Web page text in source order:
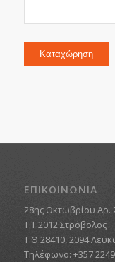
Καταχώρηση
ΕΠΙΚΟΙΝΩΝΙΑ
28ης Οκτωβρίου Αρ.
Τ.Τ 2012 Στρόβολος
Τ.Θ 28410, 2094
Τηλέφωνο: +357